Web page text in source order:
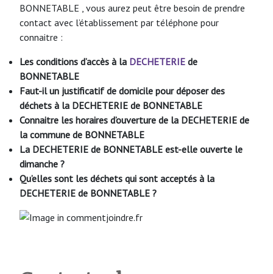
BONNETABLE , vous aurez peut être besoin de prendre
contact avec l’établissement par téléphone pour
connaitre :
Les conditions d’accès à la DECHETERIE de
BONNETABLE
Faut-il un justificatif de domicile pour déposer des
déchets à la DECHETERIE de BONNETABLE
Connaitre les horaires d’ouverture de la DECHETERIE de
la commune de BONNETABLE
La DECHETERIE de BONNETABLE est-elle ouverte le
dimanche ?
Qu’elles sont les déchets qui sont acceptés à la
DECHETERIE de BONNETABLE ?